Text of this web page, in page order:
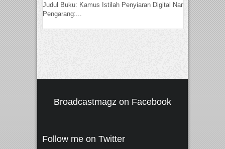
Judul Buku: Kamus Istilah Penyiaran Digital Nama
Pengarang:...
Broadcastmagz on Facebook
Follow me on Twitter